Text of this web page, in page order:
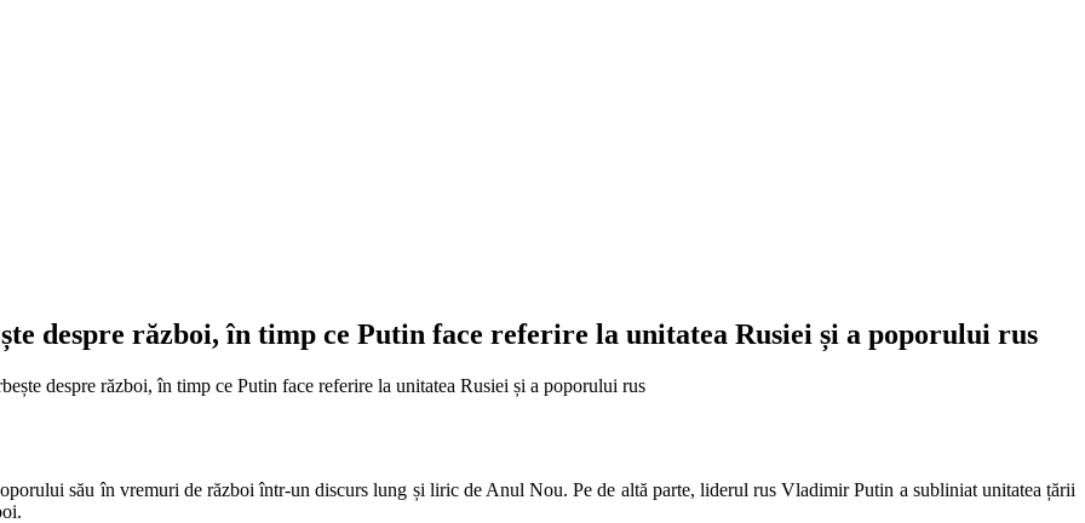
despre război, în timp ce Putin face referire la unitatea Rusiei și a poporului rus
său în vremuri de război într-un discurs lung și liric de Anul Nou. Pe de altă parte, liderul rus Vladimir Putin a subliniat unitatea țării